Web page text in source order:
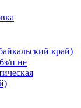
край)
з/п не